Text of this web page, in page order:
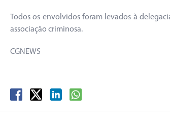
Todos os envolvidos foram levados à
associação criminosa.
CGNEWS